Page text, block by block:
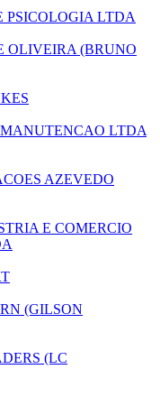
PSICOLOGIA LTDA
OLIVEIRA (BRUNO
LTDA
AZEVEDO
E COMERCIO
(GILSON
(LC